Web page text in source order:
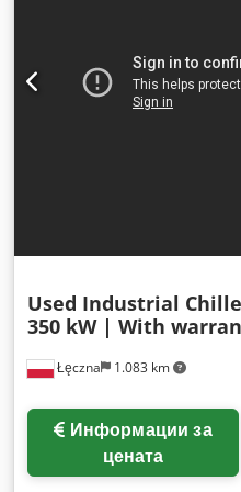
Łęczna 1.083 km
Used Industrial
350 kW | With
цената